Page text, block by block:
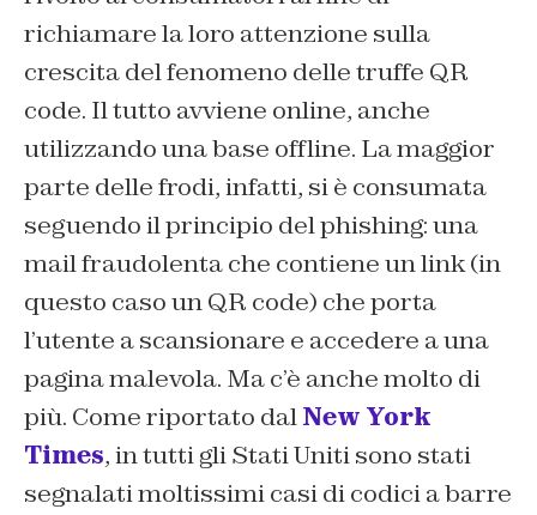
richiamare la loro attenzione sulla
crescita del fenomeno delle truffe QR
code. Il tutto avviene online, anche
utilizzando una base offline. La maggior
parte delle frodi, infatti, si è consumata
seguendo il principio del phishing: una
mail fraudolenta che contiene un link (in
questo caso un QR code) che porta
l’utente a scansionare e accedere a una
pagina malevola. Ma c’è anche molto di
più. Come riportato dalNew York
Times, in tutti gli Stati Uniti sono stati
segnalati moltissimi casi di codici a barre